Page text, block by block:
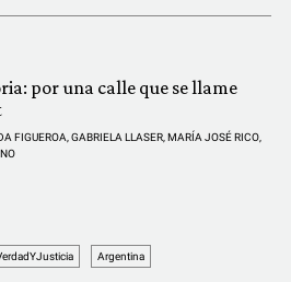
por una calle que se llame
FIGUEROA GABRIELA LLASER MARÍA JOSÉ RICO
Argentina